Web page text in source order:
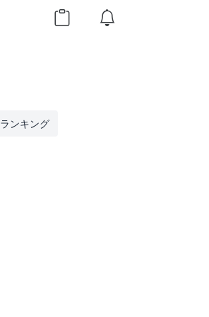
ランキング